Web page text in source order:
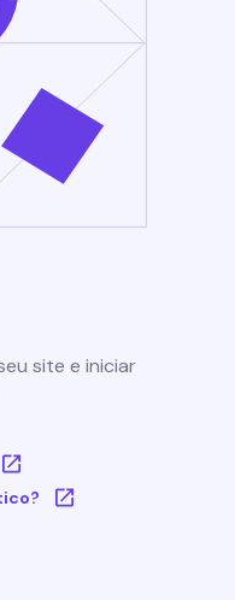
site e iniciar